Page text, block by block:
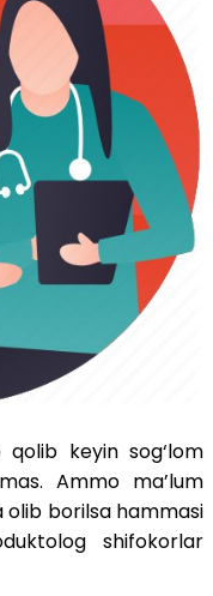
keyin sog‘lom
Ammo ma’lum
olib borilsa hammasi
shifokorlar